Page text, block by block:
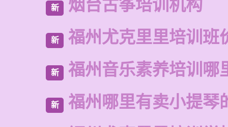
新 烟台古筝培训机构
新 福州尤克里里培训班
新 福州音乐素养培训哪
新 福州哪里有卖小提琴